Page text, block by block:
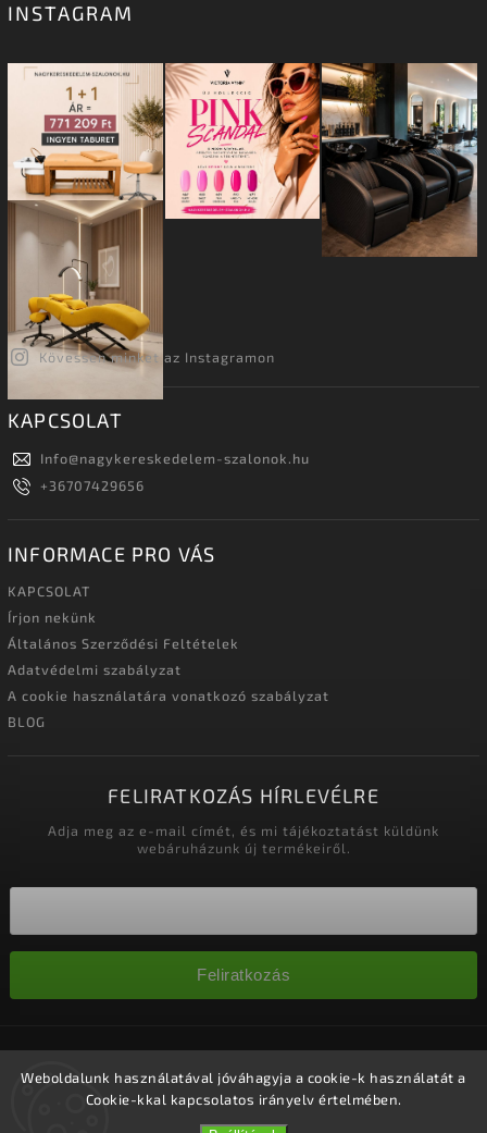
Weboldalunk használatával jóváhagyja a cookie-k használatát a
Cookie-kkal kapcsolatos irányelv értelmében.
INSTAGRAM
Kövessen minket az Instagramon
KAPCSOLAT
Info@nagykereskedelem-szalonok.hu
+36707429656
INFORMACE PRO VÁS
KAPCSOLAT
Írjon nekünk
Általános Szerződési Feltételek
Adatvédelmi szabályzat
A cookie használatára vonatkozó szabályzat
BLOG
FELIRATKOZÁS HÍRLEVÉLRE
Adja meg az e-mail címét, és mi tájékoztatást küldünk
webáruházunk új termékeiről.
Feliratkozás
fenntartva.
Süti beállítások szerkesztése